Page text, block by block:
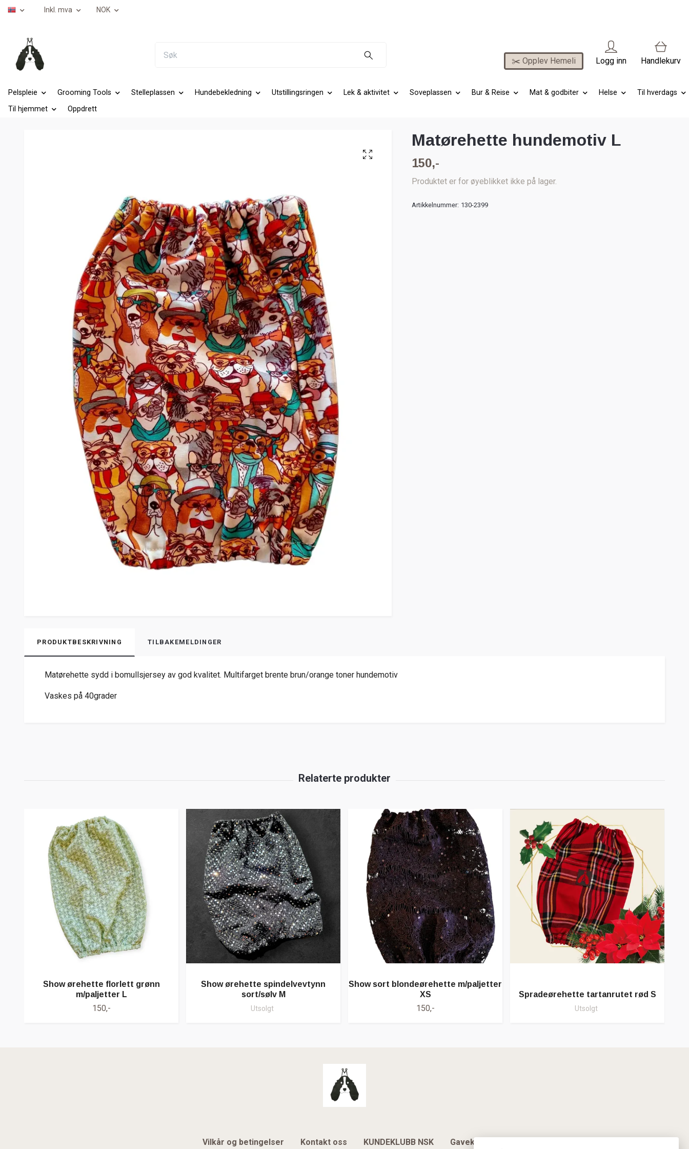
Inkl. mva NOK
✂️ Opplev Hemeli Logg inn Handlekurv
Pelspleie Grooming Tools Stelleplassen Hundebekledning Utstillingsringen Lek & aktivitet Soveplassen Bur & Reise Mat & godbiter Helse
Til hverdags
Til hjemmet
Oppdrett
Matørehette hundemotiv L
150,-
Produktet er for øyeblikket ikke på lager.
Artikkelnummer: 130-2399
PRODUKTBESKRIVNING TILBAKEMELDINGER
Matørehette sydd i bomullsjersey av god kvalitet. Multifarget brente brun/orange toner hundemotiv
Vaskes på 40grader
Show ørehette florlett grønn
m/paljetter L
150,-
Show ørehette spindelvevtynn
sort/sølv M
Utsolgt
Show sort blondeørehette m/paljetter
XS
150,-
Spradeørehette tartanrutet rød S
Utsolgt
Vilkår og betingelser Kontakt oss KUNDEKLUBB NSK Gavekort